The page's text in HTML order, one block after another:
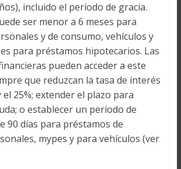
incluido el período de gracia.
ser menor a 6 meses para
y de consumo, vehículos y
para préstamos hipotecarios. Las
pueden acceder a este
que reduzcan la tasa de interés
el 25%; extender el plazo para
o establecer un período de
90 días para préstamos de
mypes y para vehículos (ver